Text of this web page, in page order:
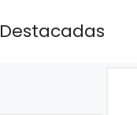
Destacadas